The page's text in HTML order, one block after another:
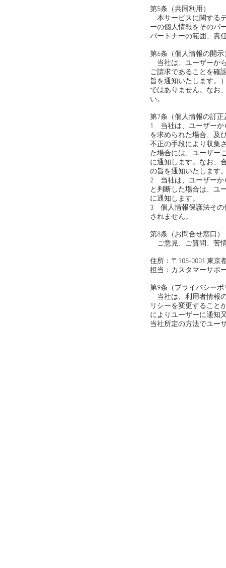
第5条（共同利用）
本サービスに関する
ーの個人情報をそのパ
パートナーの範囲、責
第6条（個人情報の開示
当社は、ユーザーか
ご請求であることを確
旨を通知いたします。
ではありません。なお
い。
第7条（個人情報の訂正
1 当社は、ユーザーか
を求められた場合、及
不正の手段により収集
た場合には、ユーザー
に通知します。なお、
の旨を通知いたします。
2 当社は、ユーザーか
と判断した場合は、ユ
に通知します。
3 個人情報保護法その
されません。
第8条（お問合せ窓口）
ご意見、ご質問、苦
住所：〒105-0001 東京
担当：カスタマーサポ
第9条（プライバシーポ
当社は、利用者情報
リシーを変更すること
によりユーザーに通知
当社所定の方法でユー